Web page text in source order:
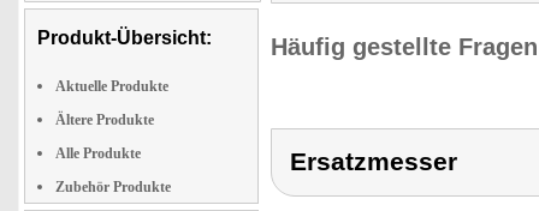
Produkt-Übersicht:
Aktuelle Produkte
Ältere Produkte
Alle Produkte
Zubehör Produkte
Häufig gestellte
Ersatzmesser